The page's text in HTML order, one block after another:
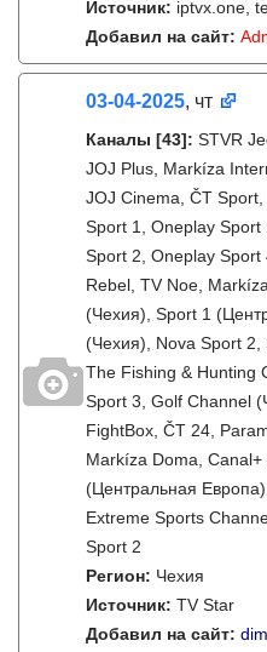
Источник: iptvx.one,
Добавил на сайт:
03-04-2025, чт
Каналы [43]: STVR
JOJ Plus, Markíza
JOJ Cinema, ČT
Sport 1, Oneplay
Sport 2, Oneplay Sport
Rebel, TV Noe,
(Чехия), Sport 1
(Чехия), Nova Sport 2,
The Fishing & Hunting
Sport 3, Golf Channel
FightBox, ČT 24,
Markíza Doma,
(Центральная
Extreme Sports
Sport 2
Регион: Чехия
Источник: TV Star
Добавил на сайт: